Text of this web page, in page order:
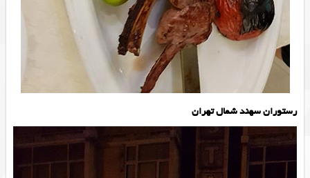
رستوران سهند شمال تهران